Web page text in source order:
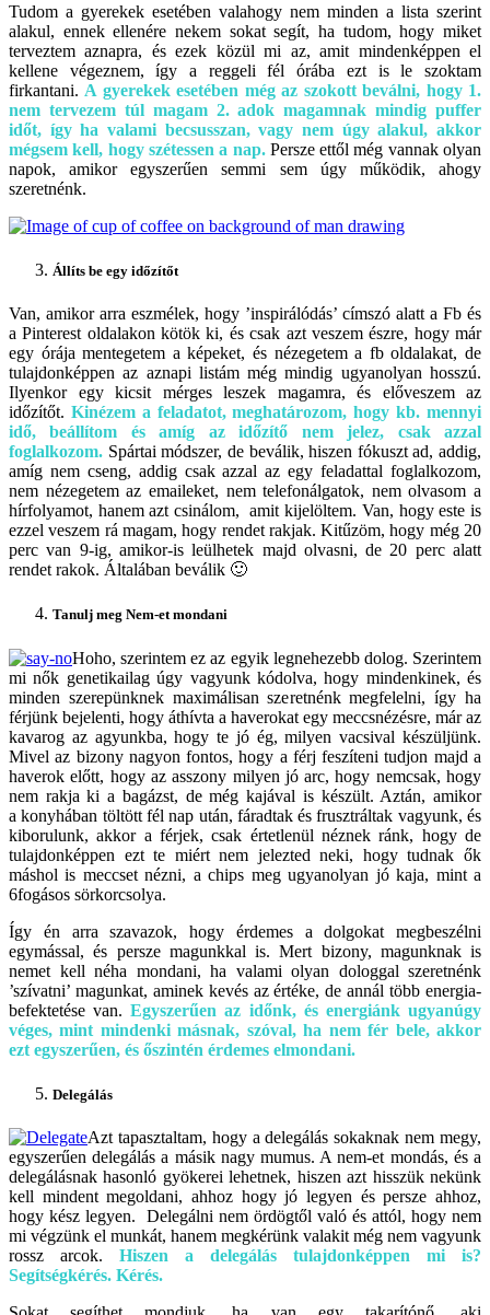
Tudom a gyerekek esetében valahogy nem minden a lista szerint
alakul, ennek ellenére nekem sokat segít, ha tudom, hogy miket
terveztem aznapra, és ezek közül mi az, amit mindenképpen el
kellene végeznem, így a reggeli fél órába ezt is le szoktam
firkantani. A gyerekek esetében még az szokott beválni, hogy 1.
nem tervezem túl magam 2. adok magamnak mindig puffer
időt, így ha valami becsusszan, vagy nem úgy alakul, akkor
mégsem kell, hogy szétessen a nap.Persze ettől még vannak olyan
napok, amikor egyszerűen semmi sem úgy működik, ahogy
szeretnénk.
Állíts be egy időzítőt
Van, amikor arra eszmélek, hogy ’inspirálódás’ címszó alatt a Fb és
a Pinterest oldalakon kötök ki, és csak azt veszem észre, hogy már
egy órája mentegetem a képeket, és nézegetem a fb oldalakat, de
tulajdonképpen az aznapi listám még mindig ugyanolyan hosszú.
Ilyenkor egy kicsit mérges leszek magamra, és előveszem az
időzítőt. Kinézem a feladatot, meghatározom, hogy kb. mennyi
idő, beállítom és amíg az időzítő nem jelez, csak azzal
foglalkozom. Spártai módszer, de beválik, hiszen fókuszt ad, addig,
amíg nem cseng, addig csak azzal az egy feladattal foglalkozom,
nem nézegetem az emaileket, nem telefonálgatok, nem olvasom a
hírfolyamot, hanem azt csinálom, amit kijelöltem. Van, hogy este is
ezzel veszem rá magam, hogy rendet rakjak. Kitűzöm, hogy még 20
perc van 9-ig, amikor-is leülhetek majd olvasni, de 20 perc alatt
rendet rakok. Általában beválik 🙂
Tanulj meg Nem-et mondani
Hoho, szerintem ez az egyik legnehezebb dolog. Szerintem
mi nők genetikailag úgy vagyunk kódolva, hogy mindenkinek, és
minden szerepünknek maximálisan szeretnénk megfelelni, így ha
férjünk bejelenti, hogy áthívta a haverokat egy meccsnézésre, már az
kavarog az agyunkba, hogy te jó ég, milyen vacsival készüljünk.
Mivel az bizony nagyon fontos, hogy a férj feszíteni tudjon majd a
haverok előtt, hogy az asszony milyen jó arc, hogy nemcsak, hogy
nem rakja ki a bagázst, de még kajával is készült. Aztán, amikor
a konyhában töltött fél nap után, fáradtak és frusztráltak vagyunk, és
kiborulunk, akkor a férjek, csak értetlenül néznek ránk, hogy de
tulajdonképpen ezt te miért nem jelezted neki, hogy tudnak ők
máshol is meccset nézni, a chips meg ugyanolyan jó kaja, mint a
6fogásos sörkorcsolya.
Így én arra szavazok, hogy érdemes a dolgokat megbeszélni
egymással, és persze magunkkal is. Mert bizony, magunknak is
nemet kell néha mondani, ha valami olyan dologgal szeretnénk
’szívatni’ magunkat, aminek kevés az értéke, de annál több energia-
befektetése van. Egyszerűen az időnk, és energiánk ugyanúgy
véges, mint mindenki másnak, szóval, ha nem fér bele, akkor
ezt egyszerűen, és őszintén érdemes elmondani.
Delegálás
Azt tapasztaltam, hogy a delegálás sokaknak nem megy,
egyszerűen delegálás a másik nagy mumus. A nem-et mondás, és a
delegálásnak hasonló gyökerei lehetnek, hiszen azt hisszük nekünk
kell mindent megoldani, ahhoz hogy jó legyen és persze ahhoz,
hogy kész legyen. Delegálni nem ördögtől való és attól, hogy nem
mi végzünk el munkát, hanem megkérünk valakit még nem vagyunk
rossz arcok. Hiszen a delegálás tulajdonképpen mi is?
Segítségkérés. Kérés.